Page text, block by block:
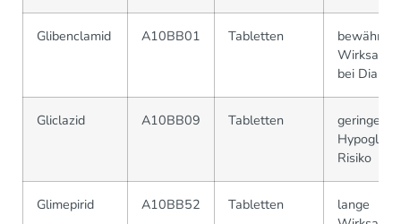
Glibenclamid A10BB01 Tabletten
bewährte
bei
Gliclazid A10BB09 Tabletten
geringeres
Risiko
Glimepirid A10BB52 Tabletten
lange